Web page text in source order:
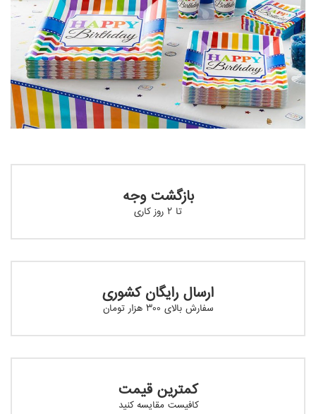
بازگشت وجه
تا ۲ روز کاری
ارسال رایگان کشوری
سفارش بالای ۳۰۰ هزار تومان
کمترین قیمت
کافیست مقایسه کنید